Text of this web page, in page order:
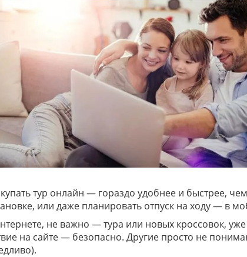
тур онлайн — гораздо удобнее и быстрее,
или даже планировать отпуск на ходу — в
не важно — тура или новых кроссовок,
на сайте — безопасно. Другие просто не